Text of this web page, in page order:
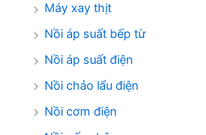
Máy xay thịt
Nồi áp suất bếp từ
Nồi áp suất điện
Nồi chảo lẩu điện
Nồi cơm điện